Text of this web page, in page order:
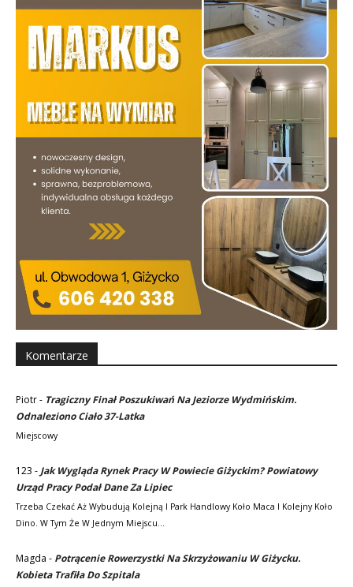
Komentarze
Piotr- Tragiczny Finał Poszukiwań Na Jeziorze Wydmińskim.
Odnaleziono Ciało 37-Latka
Miejscowy
123 - Jak Wygląda Rynek Pracy W Powiecie Giżyckim? Powiatowy
Urząd Pracy Podał Dane Za Lipiec
Trzeba Czekać Aż Wybudują Kolejną I Park Handlowy Koło Maca I Kolejny Koło
Dino. W Tym Że W Jednym Miejscu…
Magda - Potrącenie Rowerzystki Na Skrzyżowaniu W Giżycku.
Kobieta Trafiła Do Szpitala